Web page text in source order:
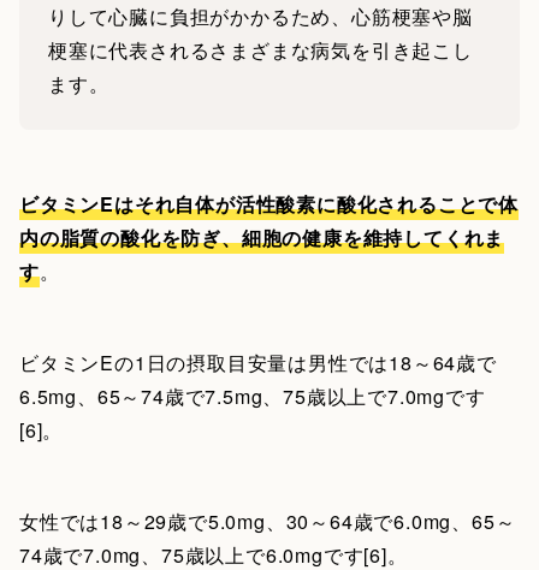
りして心臓に負担がかかるため、心筋梗塞や脳
梗塞に代表されるさまざまな病気を引き起こし
ます。
ビタミンEはそれ自体が活性酸素に酸化されることで体
内の脂質の酸化を防ぎ、細胞の健康を維持してくれま
す。
ビタミンEの1日の摂取目安量は男性では18～64歳で
6.5mg、65～74歳で7.5mg、75歳以上で7.0mgです
[6]。
女性では18～29歳で5.0mg、30～64歳で6.0mg、65～
74歳で7.0mg、75歳以上で6.0mgです[6]。